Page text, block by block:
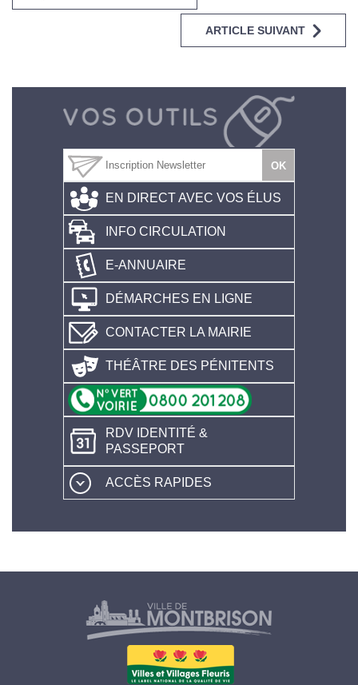
ARTICLE SUIVANT
EN DIRECT AVEC VOS ÉLUS
INFO CIRCULATION
E-ANNUAIRE
DÉMARCHES EN LIGNE
CONTACTER LA MAIRIE
THÉÂTRE DES PÉNITENTS
RDV IDENTITÉ &
PASSEPORT
ACCÈS RAPIDES